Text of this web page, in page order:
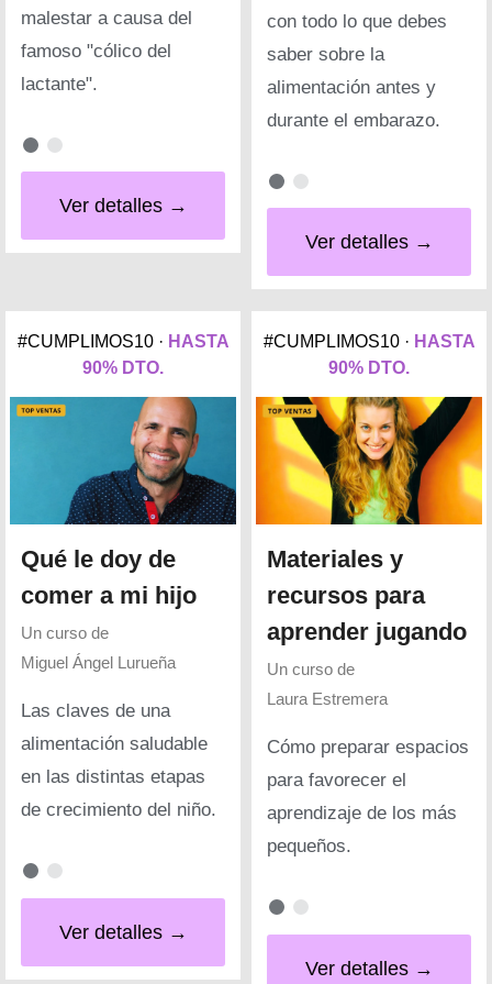
malestar a causa del
famoso "cólico del
lactante".
Ver detalles →
con todo lo que debes
saber sobre la
alimentación antes y
durante el embarazo.
Ver detalles →
#CUMPLIMOS10 · HASTA
90% DTO.
Qué le doy de
comer a mi hijo
Un curso de
Miguel Ángel Lurueña
Las claves de una
alimentación saludable
en las distintas etapas
de crecimiento del niño.
Ver detalles →
#CUMPLIMOS10 · HASTA
90% DTO.
Materiales y
recursos para
aprender jugando
Un curso de
Laura Estremera
Cómo preparar espacios
para favorecer el
aprendizaje de los más
pequeños.
Ver detalles →